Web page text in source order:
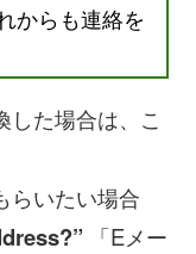
からも連絡を
た場合は、こ
らいたい場合
「Eメー